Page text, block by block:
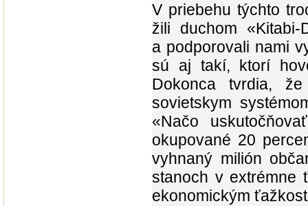
V priebehu týchto
žili duchom
a podporovali nami
sú aj takí, ktorí
Dokonca tvrdia,
sovietskym
«Načo
okupované 20
vyhnaný milión
stanoch v extrémne
ekonomickým